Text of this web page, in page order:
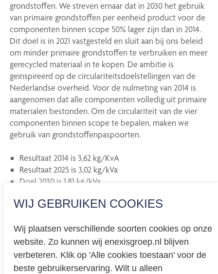
WIJ GEBRUIKEN COOKIES
Wij plaatsen verschillende soorten cookies op onze
website. Zo kunnen wij enexisgroep.nl blijven
verbeteren. Klik op 'Alle cookies toestaan' voor de
beste gebruikerservaring. Wilt u alleen
grondstoffen. We streven ernaar dat in 2030 het gebruik
van primaire grondstoffen per eenheid product voor de
componenten binnen scope 50% lager zijn dan in 2014.
Dit doel is in 2021 vastgesteld en sluit aan bij ons beleid
om minder primaire grondstoffen te verbruiken en meer
gerecycled materiaal in te kopen. De ambitie is
geïnspireerd op de circulariteitsdoelstellingen van de
Nederlandse overheid. Voor de nulmeting van 2014 is
aangenomen dat alle componenten volledig uit primaire
materialen bestonden. Om de circulariteit van de vier
componenten binnen scope te bepalen, maken we
gebruik van grondstoffenpaspoorten.
Resultaat 2014 is 3,62 kg/KvA
Resultaat 2025 is 3,02 kg/kVa
Doel 2030 is 1,81 kg/kVa
Privacy
Cookieverklaring